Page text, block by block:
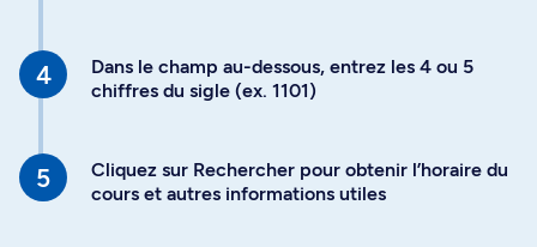
Dans le champ au-dessous, entrez les 4 ou 5
chiffres du sigle (ex. 1101)
Cliquez sur Rechercher pour obtenir l’horaire du
cours et autres informations utiles